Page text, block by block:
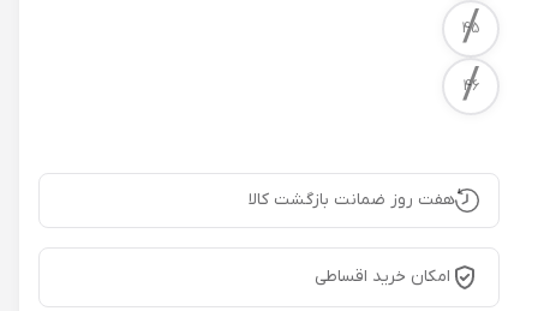
/
/
هفت روز ضمانت بازگشت کالا
امکان خرید اقساطی